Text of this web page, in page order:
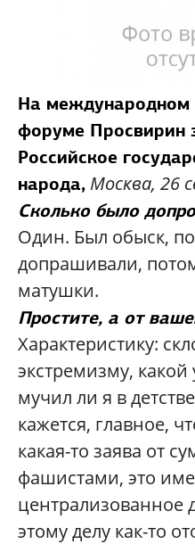
На международном
форуме Просвирин
Российское
народа, Москва, 26
Сколько было
Один. Был обыск,
допрашивали,
матушки.
Простите, а от
Характеристику:
экстремизму, какой
мучил ли я в
кажется, главное,
какая-то заява от
фашистами, это
централизованное
этому делу как-то